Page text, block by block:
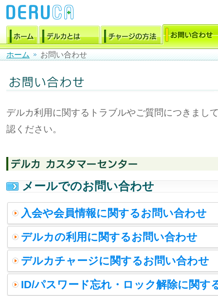
ホーム お問い合わせ
デルカ利用に関するトラブルやご質問につきまし
認ください。
メールでのお問い合わせ
入会や会員情報に関するお問い合わせ
デルカの利用に関するお問い合わせ
デルカチャージに関するお問い合わせ
ID/パスワード忘れ・ロック解除に関す